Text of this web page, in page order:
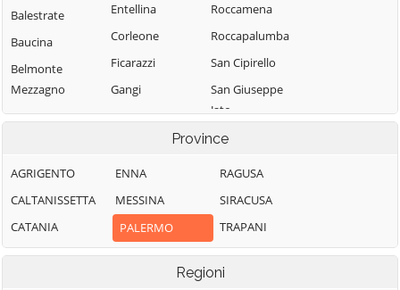
Balestrate
Baucina
Belmonte
Mezzagno
Bisacquino
Bolognetta
Bompietro
Borgetto
Caccamo
Entellina
Corleone
Ficarazzi
Gangi
Geraci Siculo
Giuliana
Godrano
Gratteri
Isnello
Roccamena
Roccapalumba
San Cipirello
San Giuseppe
Jato
San Mauro
Gela
Santa Flavia
Sciara
Province
AGRIGENTO
CALTANISSETTA
CATANIA
ENNA
MESSINA
PALERMO
RAGUSA
SIRACUSA
TRAPANI
Regioni